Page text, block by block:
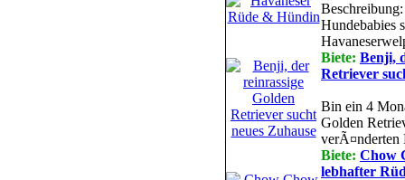
Hundebabies
Biete: Benji,
Retriever
Bin ein 4
Golden
verÃ¤nderten
Biete: Chow
lebhafter